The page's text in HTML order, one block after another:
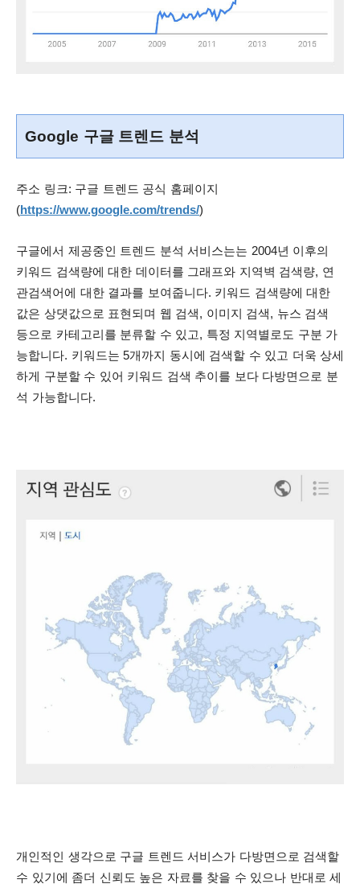
Google 구글 트렌드 분석
주소 링크: 구글 트렌드 공식 홈페이지
(https://www.google.com/trends/)
구글에서 제공중인 트렌드 분석 서비스는는 2004년 이후의
키워드 검색량에 대한 데이터를 그래프와 지역벽 검색량, 연
관검색어에 대한 결과를 보여줍니다. 키워드 검색량에 대한
값은 상댓값으로 표현되며 웹 검색, 이미지 검색, 뉴스 검색
등으로 카테고리를 분류할 수 있고, 특정 지역별로도 구분 가
능합니다. 키워드는 5개까지 동시에 검색할 수 있고 더욱 상세
하게 구분할 수 있어 키워드 검색 추이를 보다 다방면으로 분
석 가능합니다.
개인적인 생각으로 구글 트렌드 서비스가 다방면으로 검색할
수 있기에 좀더 신뢰도 높은 자료를 찾을 수 있으나 반대로 세